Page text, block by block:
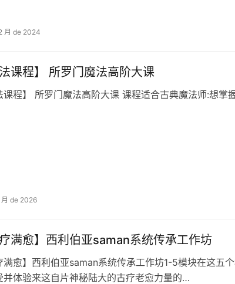
月 de 2024
法课程】 所罗门魔法高阶大课
de 2026
疗满‬愈】西利伯‬亚saman系统传承工作坊
满‬愈】西利伯‬亚saman系统传承工作坊1-5模块在这
并体验来这自‬片神秘陆大‬的古疗老‬愈力量的…